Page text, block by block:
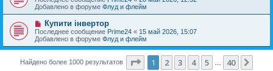
н
и
е
о
б
щ
е
н
и
е
в
о
е
с
о
о
б
е
Добавлено в форуме Флуд и флейм
Н
о
в
о
е
о
Купити інвертор
Последнее сообщение Prime24 « 15 май 2026, 15:07
Добавлено в форуме Флуд и флейм
Найдено более 1000 результатов Страница из 40
1 2 3 4 5 40